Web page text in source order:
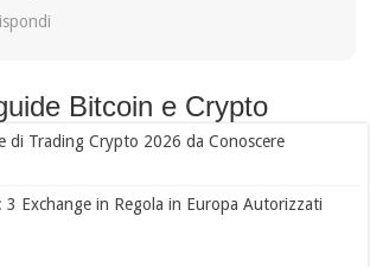
Bitcoin e Crypto
di Trading Crypto 2026 da Conoscere
Exchange in Regola in Europa Autorizzati